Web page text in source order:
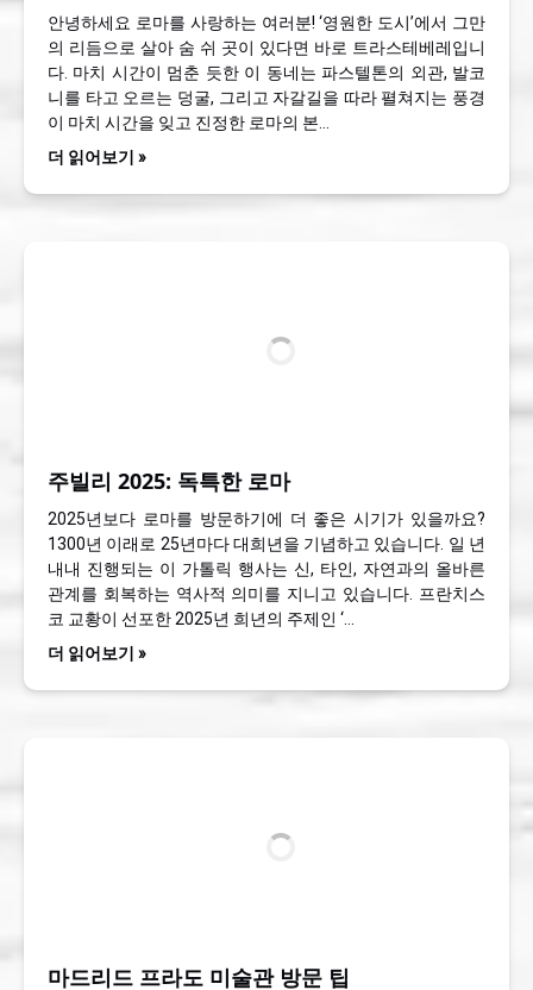
안녕하세요 로마를 사랑하는 여러분! ‘영원한 도시’에서 그만
의 리듬으로 살아 숨 쉬 곳이 있다면 바로 트라스테베레입니
다. 마치 시간이 멈춘 듯한 이 동네는 파스텔톤의 외관, 발코
니를 타고 오르는 덩굴, 그리고 자갈길을 따라 펼쳐지는 풍경
이 마치 시간을 잊고 진정한 로마의 본…
더 읽어보기 »
주빌리 2025: 독특한 로마
2025년보다 로마를 방문하기에 더 좋은 시기가 있을까요?
1300년 이래로 25년마다 대희년을 기념하고 있습니다. 일 년
내내 진행되는 이 가톨릭 행사는 신, 타인, 자연과의 올바른
관계를 회복하는 역사적 의미를 지니고 있습니다. 프란치스
코 교황이 선포한 2025년 희년의 주제인 ‘…
더 읽어보기 »
마드리드 프라도 미술관 방문 팁